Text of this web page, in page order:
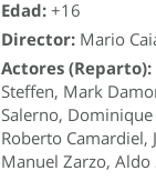
Edad: +16
Director: Mario
Actores (Reparto):
Steffen, Mark
Salerno,
Roberto Camardiel,
Manuel Zarzo, Aldo